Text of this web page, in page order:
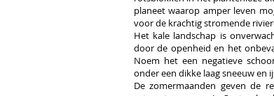
planeet waarop amper leven
voor de krachtig stromende
Het kale landschap is
door de openheid en het
Noem het een negatieve
onder een dikke laag sneeuw en
De zomermaanden geven de